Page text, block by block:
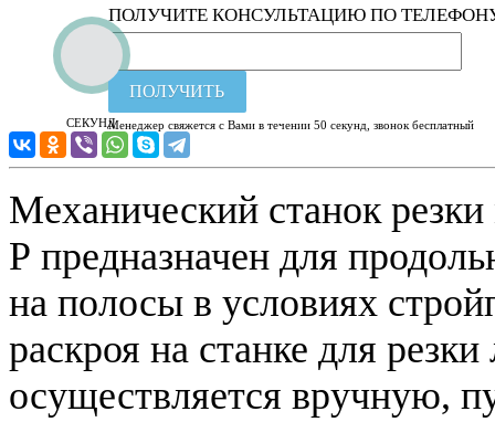
СЕКУНД
ПОЛУЧИТЕ КОНСУЛЬТАЦИЮ ПО
ПОЛУЧИТЬ
Менеджер свяжется с Вами в течении 50 секунд, звонок бесплатный
Механический станок
Р предназначен для
на полосы в условиях
раскроя на станке для
осуществляется вручную,